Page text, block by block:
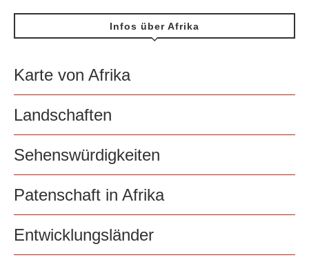
Infos über Afrika
Karte von Afrika
Landschaften
Sehenswürdigkeiten
Patenschaft in Afrika
Entwicklungsländer